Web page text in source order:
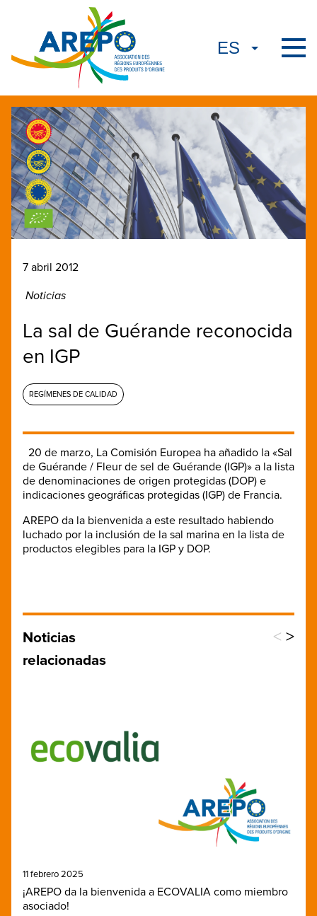
7 abril 2012
Noticias
La sal de Guérande reconocida
en IGP
REGÍMENES DE CALIDAD
20 de marzo, La Comisión Europea ha añadido la «Sal
de Guérande / Fleur de sel de Guérande (IGP)» a la lista
de denominaciones de origen protegidas (DOP) e
indicaciones geográficas protegidas (IGP) de Francia.
AREPO da la bienvenida a este resultado habiendo
luchado por la inclusión de la sal marina en la lista de
productos elegibles para la IGP y DOP.
Noticias
relacionadas
< >
11 febrero 2025
¡AREPO da la bienvenida a ECOVALIA como miembro
asociado!